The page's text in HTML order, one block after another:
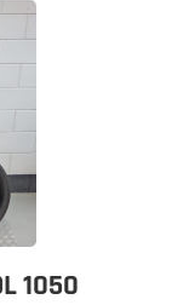
1050